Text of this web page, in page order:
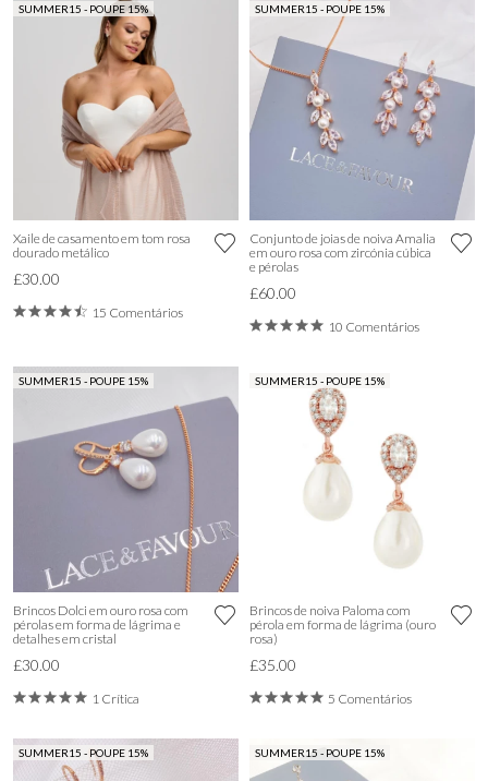
SUMMER15 - POUPE 15%
Xaile de casamento em tom rosa
dourado metálico
£30.00
15 Comentários
SUMMER15 - POUPE 15%
Conjunto de joias de noiva Amalia
em ouro rosa com zircónia cúbica
e pérolas
£60.00
10 Comentários
SUMMER15 - POUPE 15%
Brincos Dolci em ouro rosa com
pérolas em forma de lágrima e
detalhes em cristal
£30.00
1 Crítica
SUMMER15 - POUPE 15%
Brincos de noiva Paloma com
pérola em forma de lágrima (ouro
rosa)
£35.00
5 Comentários
SUMMER15 - POUPE 15% SUMMER15 - POUPE 15%